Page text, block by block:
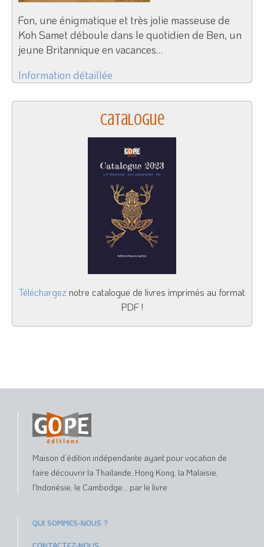
Fon, une énigmatique et très jolie masseuse de
Koh Samet déboule dans le quotidien de Ben, un
jeune Britannique en vacances…
Information détaillée
Catalogue
Téléchargez notre catalogue de livres imprimés au format
PDF !
Maison d’édition indépendante ayant pour vocation de
faire découvrir la Thaïlande, Hong Kong, la Malaisie,
l'Indonésie, le Cambodge... par le livre
QUI SOMMES-NOUS ?
CONTACTEZ-NOUS